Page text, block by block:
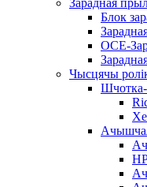
Зарадная
Блок
OCE-
Чысцячы
Шчотка-